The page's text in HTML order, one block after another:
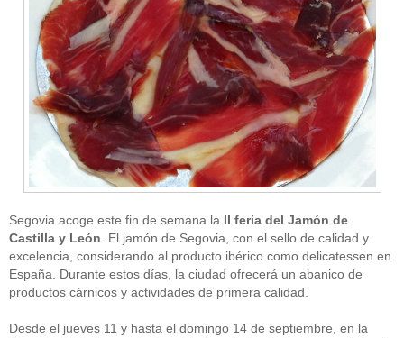
Segovia acoge este fin de semana la II feria del Jamón de
Castilla y León. El jamón de Segovia, con el sello de calidad y
excelencia, considerando al producto ibérico como delicatessen en
España. Durante estos días, la ciudad ofrecerá un abanico de
productos cárnicos y actividades de primera calidad.
Desde el jueves 11 y hasta el domingo 14 de septiembre, en la